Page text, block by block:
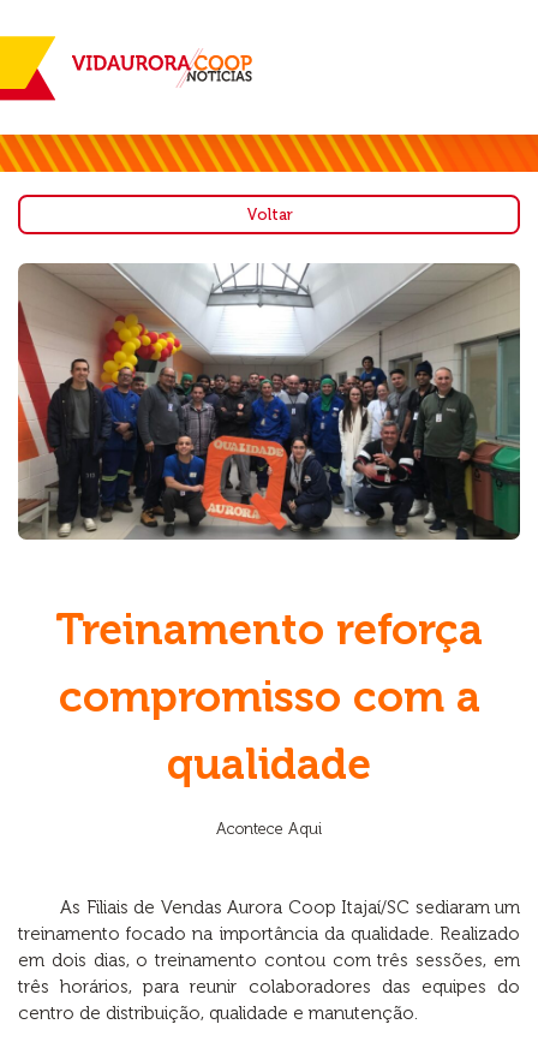
Voltar
Treinamento reforça
compromisso com a
qualidade
Acontece Aqui
As Filiais de Vendas Aurora Coop Itajaí/SC sediaram um
treinamento focado na importância da qualidade. Realizado
em dois dias, o treinamento contou com três sessões, em
três horários, para reunir colaboradores das equipes do
centro de distribuição, qualidade e manutenção.